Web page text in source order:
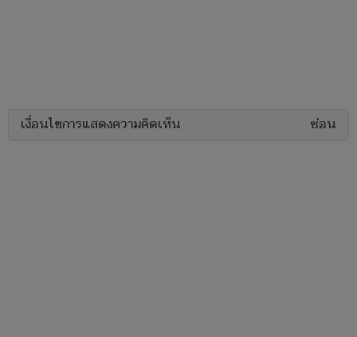
เงื่อนไขการแสดงความคิดเห็น ซ่อน